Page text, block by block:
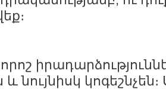
նույնիսկ